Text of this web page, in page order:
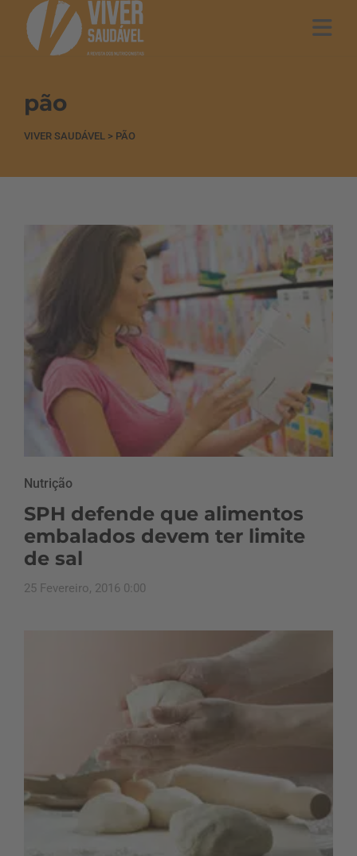
pão
VIVER SAUDÁVEL > PÃO
Nutrição
SPH defende que alimentos
embalados devem ter limite
de sal
25 Fevereiro, 2016 0:00